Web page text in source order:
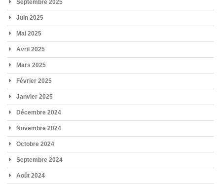
Septembre 2025
Juin 2025
Mai 2025
Avril 2025
Mars 2025
Février 2025
Janvier 2025
Décembre 2024
Novembre 2024
Octobre 2024
Septembre 2024
Août 2024